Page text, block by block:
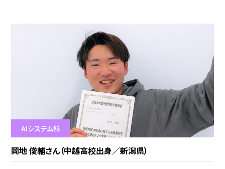
AIシステム科
岡地 俊輔さん（中越高校出身／新潟県）